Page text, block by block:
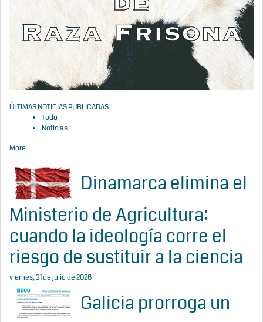
ÚLTIMAS NOTICIAS PUBLICADAS
Todo
Noticias
More
Dinamarca elimina el
Ministerio de Agricultura:
cuando la ideología corre el
riesgo de sustituir a la ciencia
viernes, 31 de julio de 2026
Galicia prorroga un